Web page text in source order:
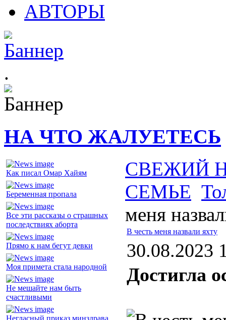
АВТОРЫ
.
НА ЧТО ЖАЛУЕТЕСЬ
Как писал Омар Хайям
Беременная пропала
Все эти рассказы о страшных
последствиях аборта
Прямо к нам бегут девки
Моя примета стала народной
Не мешайте нам быть
счастливыми
СВЕЖИЙ
СЕМЬЕ
меня
В честь меня назвали яхту
30.08.2023
Достигла